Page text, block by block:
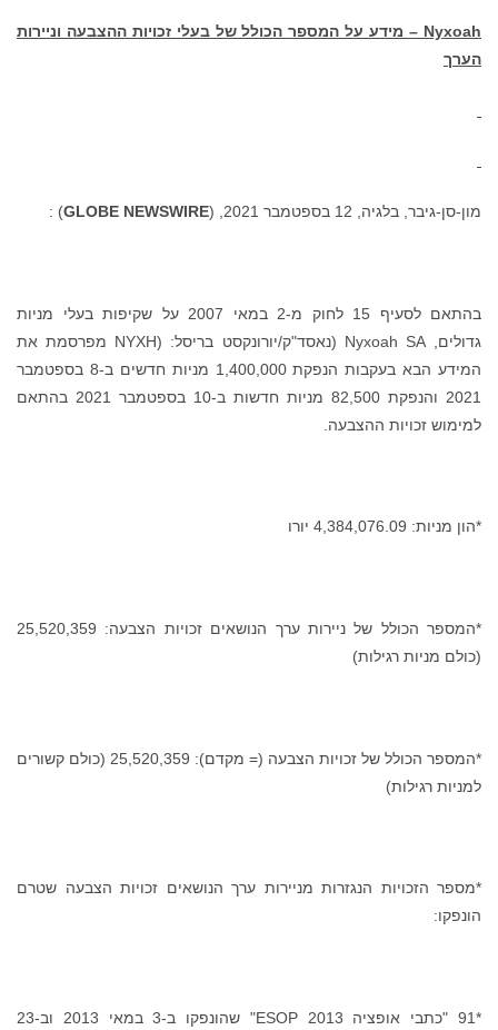
Nyxoah – מידע על המספר הכולל של בעלי זכויות ההצבעה וניירות
הערך
מון-סן-גיבר, בלגיה, 12 בספטמבר 2021, ( GLOBE NEWSWIRE
) :
בהתאם לסעיף 15 לחוק מ-2 במאי 2007 על שקיפות בעלי מניות
גדולים, Nyxoah SA (נאסד"ק/יורונקסט בריסל: (NYXH מפרסמת את
המידע הבא בעקבות הנפקת 1,400,000 מניות חדשים ב-8 בספטמבר
2021 והנפקת 82,500 מניות חדשות ב-10 בספטמבר 2021 בהתאם
למימוש זכויות ההצבעה.
*הון מניות: 4,384,076.09 יורו
*המספר הכולל של ניירות ערך הנושאים זכויות הצבעה: 25,520,359
(כולם מניות רגילות)
*המספר הכולל של זכויות הצבעה (= מקדם): 25,520,359 (כולם קשורים
למניות רגילות)
*מספר הזכויות הנגזרות מניירות ערך הנושאים זכויות הצבעה שטרם
הונפקו:
*91 "כתבי אופציה ESOP 2013" שהונפקו ב-3 במאי 2013 וב-23